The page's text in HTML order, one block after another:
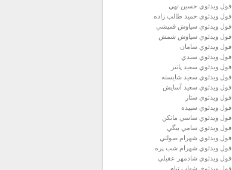
فول ويدئوي حسين تهي
فول ويدئوي حميد طالب زاده
فول ويدئوي سياوش قميشي
فول ويدئوي سياوش شمش
فول ويدئوي سامان
فول ويدئوي سندي
فول ويدئوي سعيد پانتر
فول ويدئوي سعيد شايسته
فول ويدئوي سعيد آسايش
فول ويدئوي ستار
فول ويدئوي سپيده
فول ويدئوي ساسي مانكن
فول ويدئوي سامي بيگي
فول ويدئوي شهرام صولتي
فول ويدئوي شهرام شب پره
فول ويدئوي شادمهر عقيلي
فول ويدئوي شهاب تيام